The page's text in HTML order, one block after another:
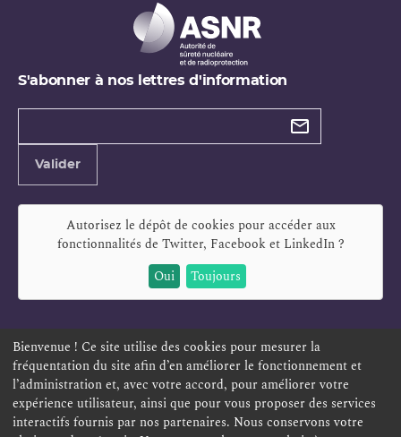
S'abonner à nos lettres d'information
Types de
Valider
Autorisez le dépôt de cookies pour accéder aux
fonctionnalités de Twitter, Facebook et LinkedIn?
Oui
Toujours
ESPACE PERSONNEL OFFRES D'EMPLOI SIGNALEMENT
TÉLÉSERVICES PLAN DU SITE
ACCESSIBILITÉ POLITIQUE DE CONFIDENTIALITÉ
Bienvenue ! Ce site utilise des cookies pour mesurer la
fréquentation du site afin d’en améliorer le fonctionnement et
l’administration et, avec votre accord, pour améliorer votre
expérience utilisateur, ainsi que pour vous proposer des services
interactifs fournis par nos partenaires. Nous conservons votre